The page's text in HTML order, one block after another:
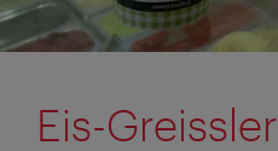
Eis-Greissler